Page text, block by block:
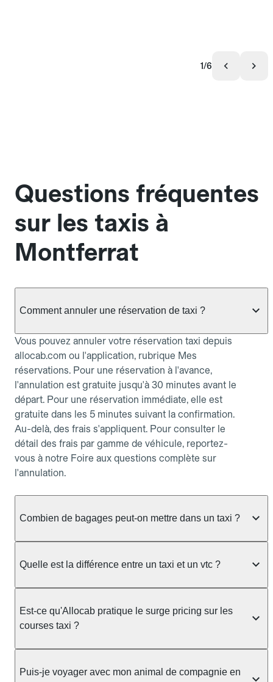
1/6
Questions fréquentes
sur les taxis à
Montferrat
Comment annuler une réservation de taxi ?
Vous pouvez annuler votre réservation taxi depuis
allocab.com ou l'application, rubrique Mes
réservations. Pour une réservation à l'avance,
l'annulation est gratuite jusqu'à 30 minutes avant le
départ. Pour une réservation immédiate, elle est
gratuite dans les 5 minutes suivant la confirmation.
Au-delà, des frais s'appliquent. Pour consulter le
détail des frais par gamme de véhicule, reportez-
vous à notre Foire aux questions complète sur
l'annulation.
Combien de bagages peut-on mettre dans un taxi ?
taxi berline accueille en général jusqu'à 3 bagages
ou nombreux, précisez-le dans le champ "Message
au chauffeur" lors de la réservation. Le prix n'est
pas impacté par le nombre de bagages.
Quelle est la différence entre un taxi et un vtc ?
prendre en charge directement dans la rue, à une
station ou sur réservation, avec un tarif au
réservation et propose un prix fixe annoncé à
l'avance. Chez Allocab, réservez facilement votre
Est-ce qu'Allocab pratique le surge pricing sur les
courses taxi ?
réglementation préfectorale et suit un barème
Puis-je voyager avec mon animal de compagnie en